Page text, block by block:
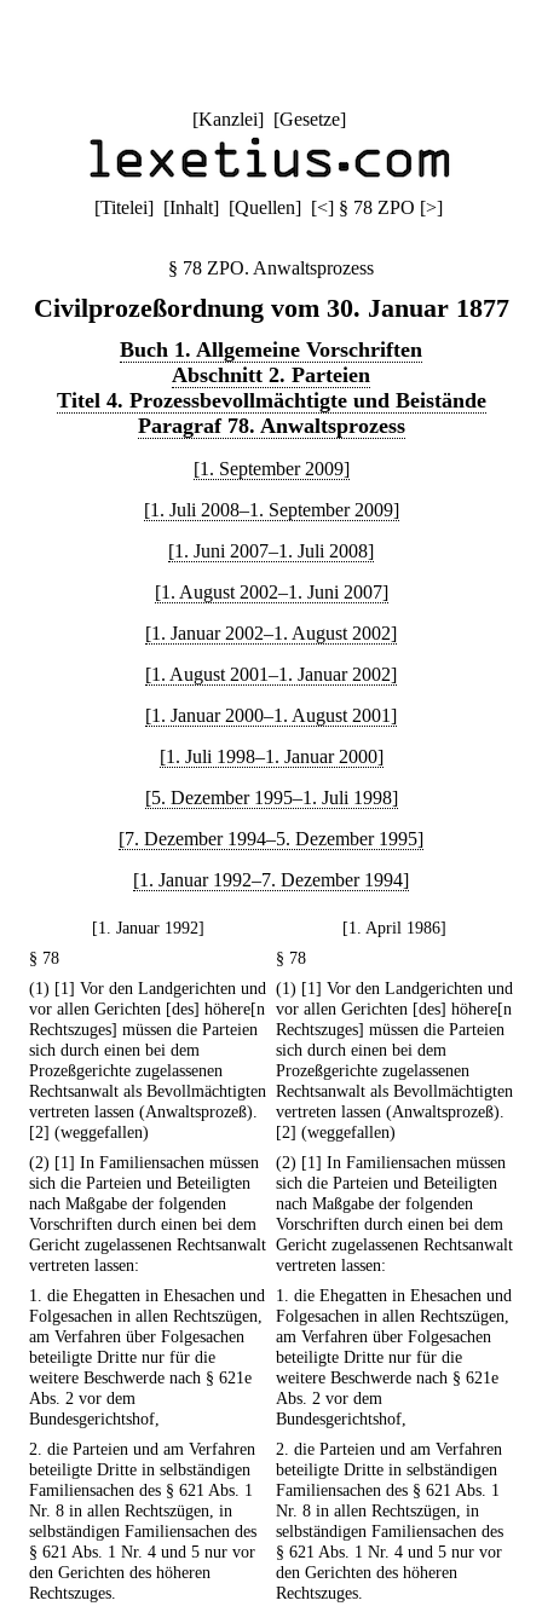
[Kanzlei] [Gesetze]
[Titelei] [Inhalt] [Quellen] [<] § 78 ZPO [>]
§ 78 ZPO. Anwaltsprozess
Civilprozeßordnung vom 30. Januar 1877
Buch 1. Allgemeine Vorschriften
Abschnitt 2. Parteien
Titel 4. Prozessbevollmächtigte und Beistände
Paragraf 78. Anwaltsprozess
[1. September 2009]
[1. Juli 2008–1. September 2009]
[1. Juni 2007–1. Juli 2008]
[1. August 2002–1. Juni 2007]
[1. Januar 2002–1. August 2002]
[1. August 2001–1. Januar 2002]
[1. Januar 2000–1. August 2001]
[1. Juli 1998–1. Januar 2000]
[5. Dezember 1995–1. Juli 1998]
[7. Dezember 1994–5. Dezember 1995]
[1. Januar 1992–7. Dezember 1994]
[1. Januar 1992]
[1. April 1986]
§ 78
§ 78
(1) [1] Vor den Landgerichten und
vor allen Gerichten [des] höhere[n
Rechtszuges] müssen die Parteien
sich durch einen bei dem
Prozeßgerichte zugelassenen
Rechtsanwalt als Bevollmächtigten
vertreten lassen (Anwaltsprozeß).
[2] (weggefallen)
(1) [1] Vor den Landgerichten und
vor allen Gerichten [des] höhere[n
Rechtszuges] müssen die Parteien
sich durch einen bei dem
Prozeßgerichte zugelassenen
Rechtsanwalt als Bevollmächtigten
vertreten lassen (Anwaltsprozeß).
[2] (weggefallen)
(2) [1] In Familiensachen müssen
sich die Parteien und Beteiligten
nach Maßgabe der folgenden
Vorschriften durch einen bei dem
Gericht zugelassenen Rechtsanwalt
vertreten lassen:
(2) [1] In Familiensachen müssen
sich die Parteien und Beteiligten
nach Maßgabe der folgenden
Vorschriften durch einen bei dem
Gericht zugelassenen Rechtsanwalt
vertreten lassen:
1. die Ehegatten in Ehesachen und
Folgesachen in allen Rechtszügen,
am Verfahren über Folgesachen
beteiligte Dritte nur für die
weitere Beschwerde nach § 621e
Abs. 2 vor dem
Bundesgerichtshof,
1. die Ehegatten in Ehesachen und
Folgesachen in allen Rechtszügen,
am Verfahren über Folgesachen
beteiligte Dritte nur für die
weitere Beschwerde nach § 621e
Abs. 2 vor dem
Bundesgerichtshof,
2. die Parteien und am Verfahren
beteiligte Dritte in selbständigen
Familiensachen des § 621 Abs. 1
Nr. 8 in allen Rechtszügen, in
selbständigen Familiensachen des
§ 621 Abs. 1 Nr. 4 und 5 nur vor
den Gerichten des höheren
Rechtszuges.
2. die Parteien und am Verfahren
beteiligte Dritte in selbständigen
Familiensachen des § 621 Abs. 1
Nr. 8 in allen Rechtszügen, in
selbständigen Familiensachen des
§ 621 Abs. 1 Nr. 4 und 5 nur vor
den Gerichten des höheren
Rechtszuges.